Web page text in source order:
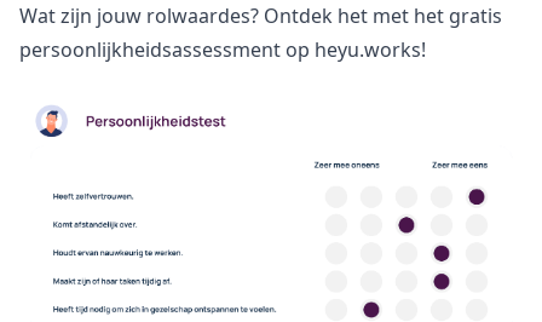
Wat zijn jouw rolwaardes? Ontdek het met het gratis
persoonlijkheidsassessment op heyu.works!